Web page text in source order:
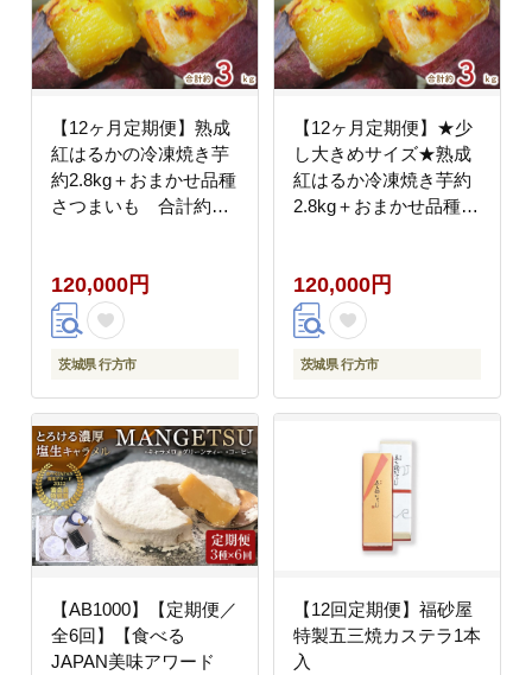
【12ヶ月定期便】熟成
紅はるかの冷凍焼き芋
約2.8kg＋おまかせ品種
さつまいも 合計約
120,000円
茨城県 行方市
【12ヶ月定期便】★少
し大きめサイズ★熟成
紅はるか冷凍焼き芋約
2.8kg＋おまかせ品種さ
120,000円
茨城県 行方市
【AB1000】【定期便／
全6回】【食べる
JAPAN美味アワード
【12回定期便】福砂屋
特製五三焼カステラ1本
入